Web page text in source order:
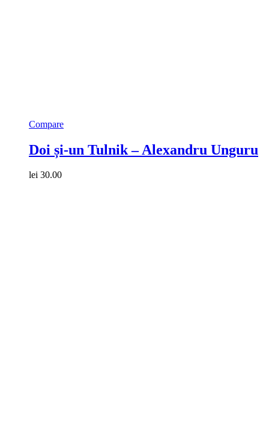
Compare
Doi și-un Tulnik – Alexandru Unguru
lei 30.00